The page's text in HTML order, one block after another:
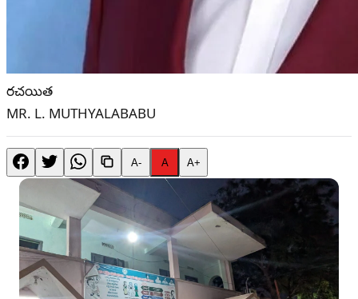
రచయిత
MR. L. MUTHYALABABU
A- A A+